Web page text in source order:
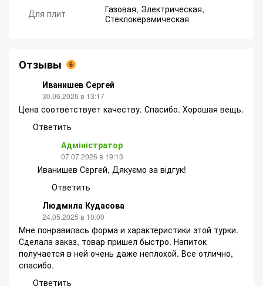
Для плит
Газовая, Электрическая,
Стеклокерамическая
Отзывы 6
Иванишев Сергей
30.06.2026 в 13:17
Цена соответствует качеству. Спасибо. Хорошая вещь.
Ответить
Адміністратор
07.07.2026 в 19:13
Иванишев Сергей, Дякуємо за відгук!
Ответить
Людмила Кудасова
24.05.2025 в 10:00
Мне понравилась форма и характеристики этой турки.
Сделала заказ, товар пришел быстро. Напиток
получается в ней очень даже неплохой. Все отлично,
спасибо.
Ответить